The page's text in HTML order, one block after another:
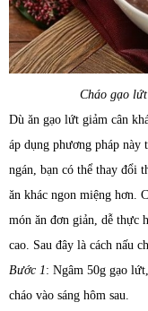
Cháo gạo
Dù ăn gạo lứt giảm cân
áp dụng phương pháp
ngán, bạn có thể thay đổi
ăn khác ngon miệng hơn.
món ăn đơn giản, dễ thực
cao. Sau đây là cách nấu
Bước 1: Ngâm 50g gạo
cháo vào sáng hôm sau.